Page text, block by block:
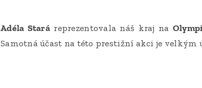
Adéla Stará reprezentovala náš kraj na
Samotná účast na této prestižní akci je velkým